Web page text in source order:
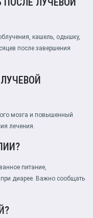
кашель, одышку,
после завершения
мозга и повышенный
лечения.
питание,
диарее. Важно сообщать